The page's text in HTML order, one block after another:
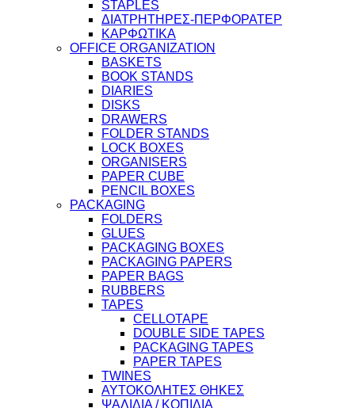
STAPLES
ΔΙΑΤΡΗΤΗΡΕΣ-ΠΕΡΦΟΡΑΤΕΡ
ΚΑΡΦΩΤΙΚΑ
OFFICE ORGANIZATION
BASKETS
BOOK STANDS
DIARIES
DISKS
DRAWERS
FOLDER STANDS
LOCK BOXES
ORGANISERS
PAPER CUBE
PENCIL BOXES
PACKAGING
FOLDERS
GLUES
PACKAGING BOXES
PACKAGING PAPERS
PAPER BAGS
RUBBERS
TAPES
CELLOTAPE
DOUBLE SIDE TAPES
PACKAGING TAPES
PAPER TAPES
TWINES
ΑΥΤΟΚΟΛΗΤΕΣ ΘΗΚΕΣ
ΨΑΛΙΔΙΑ / ΚΟΠΙΔΙΑ